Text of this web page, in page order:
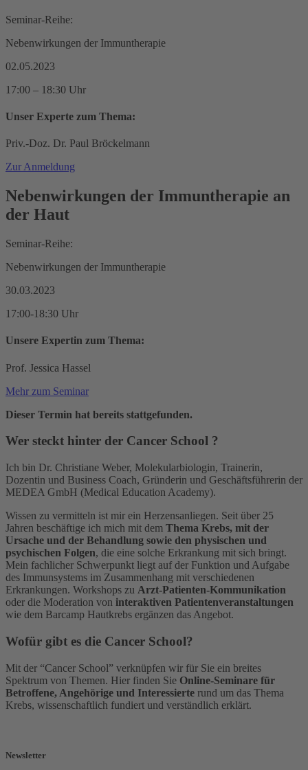
Seminar-Reihe:
Nebenwirkungen der Immuntherapie
02.05.2023
17:00 – 18:30 Uhr
Unser Experte zum Thema:
Priv.-Doz. Dr. Paul Bröckelmann
Zur Anmeldung
Nebenwirkungen der Immuntherapie an
der Haut
Seminar-Reihe:
Nebenwirkungen der Immuntherapie
30.03.2023
17:00-18:30 Uhr
Unsere Expertin zum Thema:
Prof. Jessica Hassel
Mehr zum Seminar
Dieser Termin hat bereits stattgefunden.
Wer steckt hinter der Cancer School ?
Ich bin Dr. Christiane Weber, Molekularbiologin, Trainerin,
Dozentin und Business Coach, Gründerin und Geschäftsführerin der
MEDEA GmbH (Medical Education Academy).
Wissen zu vermitteln ist mir ein Herzensanliegen. Seit über 25
Jahren beschäftige ich mich mit dem Thema Krebs, mit der
Ursache und der Behandlung sowie den physischen und
psychischen Folgen, die eine solche Erkrankung mit sich bringt.
Mein fachlicher Schwerpunkt liegt auf der Funktion und Aufgabe
des Immunsystems im Zusammenhang mit verschiedenen
Erkrankungen. Workshops zu Arzt-Patienten-Kommunikation
oder die Moderation von interaktiven Patientenveranstaltungen
wie dem Barcamp Hautkrebs ergänzen das Angebot.
Wofür gibt es die Cancer School?
Mit der “Cancer School” verknüpfen wir für Sie ein breites
Spektrum von Themen. Hier finden Sie Online-Seminare für
Betroffene, Angehörige und Interessierte rund um das Thema
Krebs, wissenschaftlich fundiert und verständlich erklärt.
Newsletter